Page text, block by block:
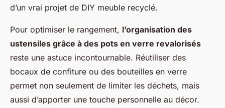
d’un vrai projet de DIY meuble recyclé.
Pour optimiser le rangement, l’organisation des
ustensiles grâce à des pots en verre revalorisés
reste une astuce incontournable. Réutiliser des
bocaux de confiture ou des bouteilles en verre
permet non seulement de limiter les déchets, mais
aussi d’apporter une touche personnelle au décor.